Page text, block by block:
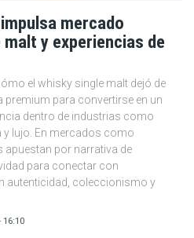
mercado
y experiencias de
el whisky single malt dejó de
premium para convertirse en un
dentro de industrias como
lujo. En mercados como
por narrativa de
para conectar con
autenticidad, coleccionismo y
16:10